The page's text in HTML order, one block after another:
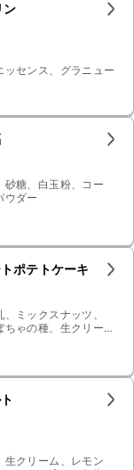
ン
ッセンス、グラニュー
砂糖、白玉粉、コー
ウダー
ポテトケーキ
ミックスナッツ、
ちゃの種、生クリー
生クリーム、レモン